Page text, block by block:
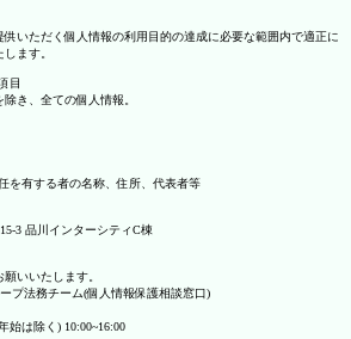
供いただく個人情報の利用目的の達成に必要な範囲内で適正に
ます。
目
き、全ての個人情報。
を有する者の名称、住所、代表者等
3 品川インターシティC棟
いいたします。
プ法務チーム(個人情報保護相談窓口)
始は除く) 10:00~16:00